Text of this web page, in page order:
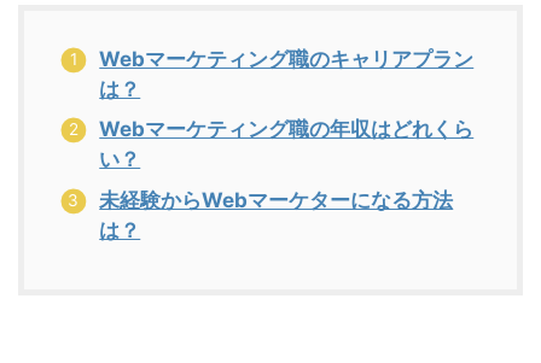
Webマーケティング職のキャリアプラン
は？
Webマーケティング職の年収はどれくら
い？
未経験からWebマーケターになる方法
は？